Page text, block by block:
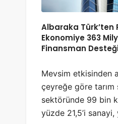
Albaraka Türk’ten
Ekonomiye 363
Finansman
Mevsim etkisinden
çeyreğe göre
sektöründe 99 bin
yüzde 21,5’i